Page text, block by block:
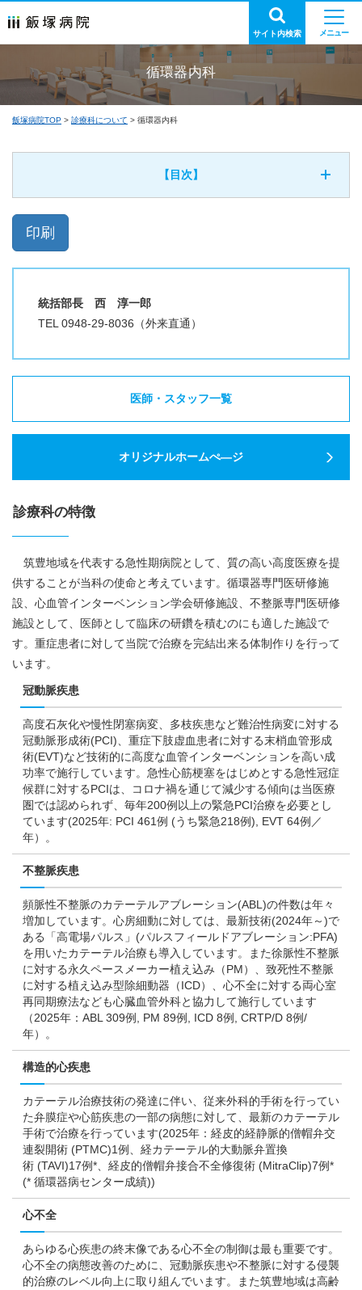
サイト内検索
循環器内科
飯塚病院TOP 診療科について 循環器内科
【目次】
統括部長 西 淳一郎
TEL 0948-29-8036（外来直通）
医師・スタッフ一覧
オリジナルホームぺ―ジ
診療科の特徴
筑豊地域を代表する急性期病院として、質の高い高度医療を提
供することが当科の使命と考えています。循環器専門医研修施
設、心血管インターベンション学会研修施設、不整脈専門医研修
施設として、医師として臨床の研鑽を積むのにも適した施設で
す。重症患者に対して当院で治療を完結出来る体制作りを行って
います。
冠動脈疾患
高度石灰化や慢性閉塞病変、多枝疾患など難治性病変に対する
冠動脈形成術(PCI)、重症下肢虚血患者に対する末梢血管形成
術(EVT)など技術的に高度な血管インターベンションを高い成
功率で施行しています。急性心筋梗塞をはじめとする急性冠症
候群に対するPCIは、コロナ禍を通じて減少する傾向は当医療
圏では認められず、毎年200例以上の緊急PCI治療を必要とし
ています(2025年: PCI 461例 (うち緊急218例), EVT 64例／
年）。
不整脈疾患
頻脈性不整脈のカテーテルアブレーション(ABL)の件数は年々
増加しています。心房細動に対しては、最新技術(2024年～)で
ある「高電場パルス」(パルスフィールドアブレーション:PFA)
を用いたカテーテル治療も導入しています。また徐脈性不整脈
に対する永久ペースメーカー植え込み（PM）、致死性不整脈
に対する植え込み型除細動器（ICD）、心不全に対する両心室
再同期療法なども心臓血管外科と協力して施行しています
（2025年：ABL 309例, PM 89例, ICD 8例, CRTP/D 8例/
年）。
構造的心疾患
カテーテル治療技術の発達に伴い、従来外科的手術を行ってい
た弁膜症や心筋疾患の一部の病態に対して、最新のカテーテル
手術で治療を行っています(2025年：経皮的経静脈的僧帽弁交
連裂開術 (PTMC)1例、経カテーテル的大動脈弁置換
術 (TAVI)17例*、経皮的僧帽弁接合不全修復術 (MitraClip)7例*
(* 循環器病センター成績))
心不全
あらゆる心疾患の終末像である心不全の制御は最も重要です。
心不全の病態改善のために、冠動脈疾患や不整脈に対する侵襲
的治療のレベル向上に取り組んでいます。また筑豊地域は高齢